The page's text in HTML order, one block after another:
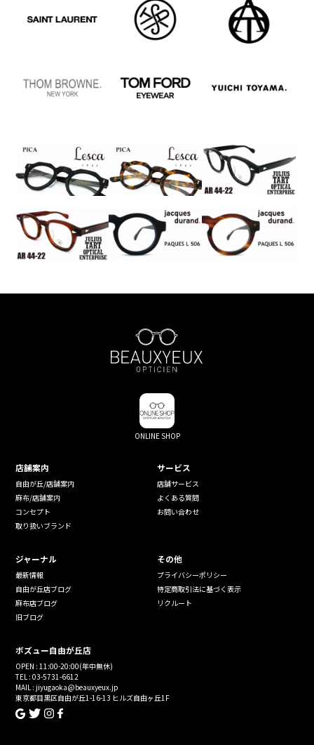
ONLINE SHOP
店舗案内
自由が丘/店舗案内
麻布/店舗案内
コンセプト
取り扱いブランド
サービス
店舗サービス
よくある質問
お問い合わせ
ジャーナル
最新情報
自由が丘店ブログ
麻布店ブログ
旧ブログ
その他
プライバシーポリシー
特定商取引法に基づく表示
リクルート
ボズュー自由が丘店
OPEN : 11:00-20:00(年中無休)
TEL : 03-5731-6612
MAIL : jiyugaoka@beauxyeux.jp
東京都目黒区自由が丘1-16-13 ヒルズ自由ヶ丘1F